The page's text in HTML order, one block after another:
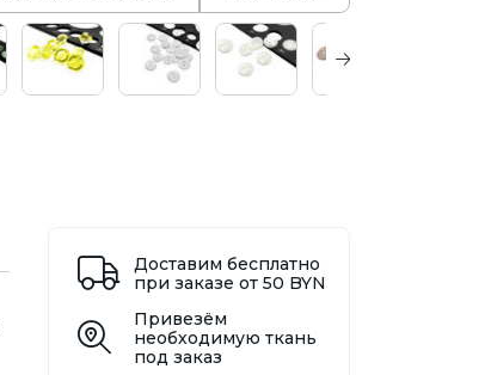
Доставим бесплатно
при заказе от 50 BYN
Привезём
необходимую ткань
под заказ